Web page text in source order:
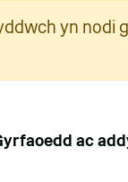
yn nodi
ac